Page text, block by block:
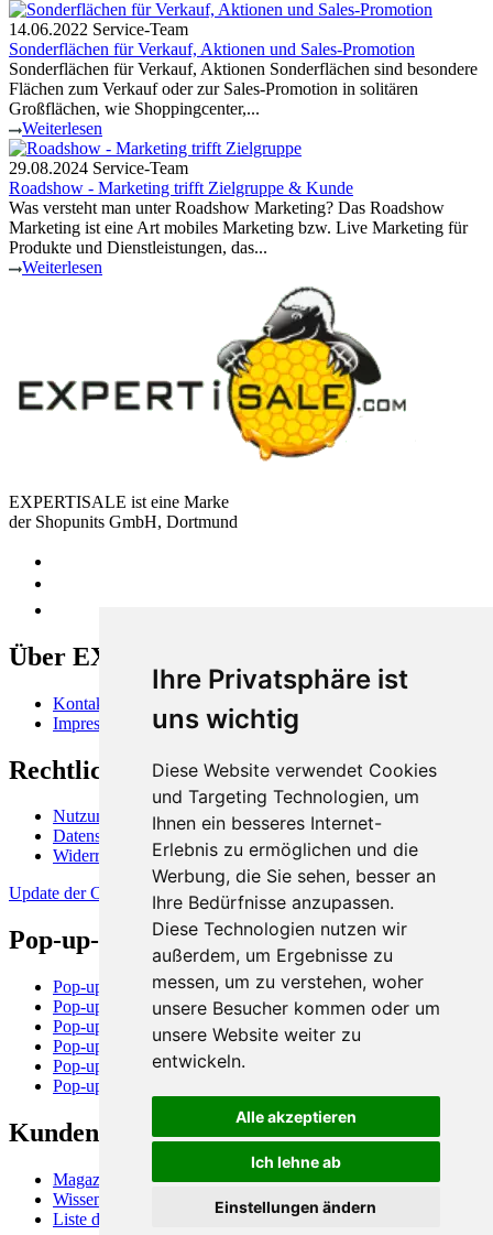
Ihre Privatsphäre ist
uns wichtig
Diese Website verwendet Cookies
und Targeting Technologien, um
Ihnen ein besseres Internet-
Erlebnis zu ermöglichen und die
Werbung, die Sie sehen, besser an
Ihre Bedürfnisse anzupassen.
Diese Technologien nutzen wir
außerdem, um Ergebnisse zu
messen, um zu verstehen, woher
unsere Besucher kommen oder um
unsere Website weiter zu
entwickeln.
Alle akzeptieren
Ich lehne ab
Einstellungen ändern
14.06.2022 Service-Team
Sonderflächen für Verkauf, Aktionen und Sales-Promotion
Sonderflächen für Verkauf, Aktionen Sonderflächen sind besondere
Flächen zum Verkauf oder zur Sales-Promotion in solitären
Großflächen, wie Shoppingcenter,...
Weiterlesen
29.08.2024 Service-Team
Roadshow - Marketing trifft Zielgruppe & Kunde
Was versteht man unter Roadshow Marketing? Das Roadshow
Marketing ist eine Art mobiles Marketing bzw. Live Marketing für
Produkte und Dienstleistungen, das...
Weiterlesen
EXPERTISALE ist eine Marke
der Shopunits GmbH, Dortmund
Über EXPERTISALE
Kontakt
Impressum
Rechtliches
Nutzungsbedingungen
Datenschutzerklärung
Widerrufsbelehrung
Update der Cookie-Präferenzen
Pop-up-Stores und -Flächen
Pop-up-Store in Berlin
Pop-up-Store in Hamburg
Pop-up-Store in München
Pop-up-Store in Dortmund
Pop-up-Store in Rostock
Pop-up-Store in Stuttgart
Kundeninformation
Magazin für Verkauf & Promotion
Wissen von A - Z
Liste der Einkaufszentren (D)